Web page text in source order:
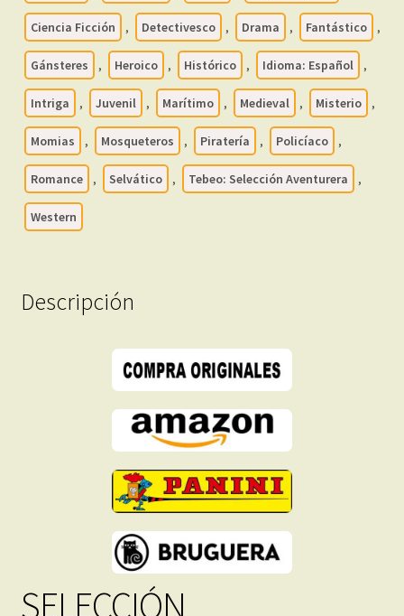
–
47
Tebeos
En
Formato
PDF
Descarga
Inmediata
cantidad
Ciencia Ficción , Detectivesco , Drama , Fantástico ,
Gánsteres , Heroico , Histórico , Idioma: Español ,
Intriga , Juvenil , Marítimo , Medieval , Misterio ,
Momias , Mosqueteros , Piratería , Policíaco ,
Romance , Selvático , Tebeo: Selección Aventurera ,
Western
Descripción
SELECCIÓN